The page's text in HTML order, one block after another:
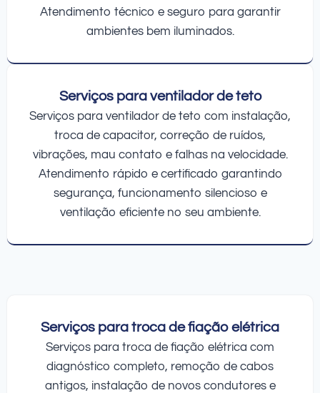
Atendimento técnico e seguro para garantir
ambientes bem iluminados.
Serviços para ventilador de teto
Serviços para ventilador de teto com instalação,
troca de capacitor, correção de ruídos,
vibrações, mau contato e falhas na velocidade.
Atendimento rápido e certificado garantindo
segurança, funcionamento silencioso e
ventilação eficiente no seu ambiente.
Serviços para troca de fiação elétrica
Serviços para troca de fiação elétrica com
diagnóstico completo, remoção de cabos
antigos, instalação de novos condutores e